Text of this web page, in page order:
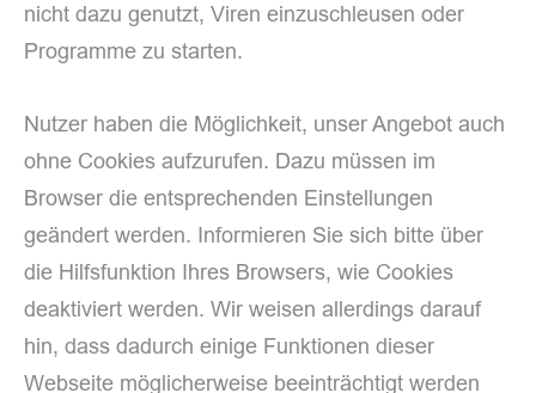
nicht dazu genutzt, Viren einzuschleusen oder
Programme zu starten.
Nutzer haben die Möglichkeit, unser Angebot auch
ohne Cookies aufzurufen. Dazu müssen im
Browser die entsprechenden Einstellungen
geändert werden. Informieren Sie sich bitte über
die Hilfsfunktion Ihres Browsers, wie Cookies
deaktiviert werden. Wir weisen allerdings darauf
hin, dass dadurch einige Funktionen dieser
Webseite möglicherweise beeinträchtigt werden